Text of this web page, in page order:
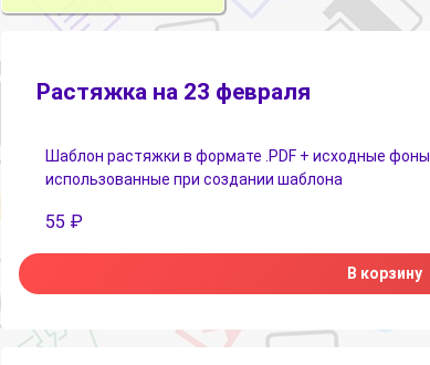
Растяжка на 23 февраля
Шаблон растяжки в формате .PDF + исходные фоны
использованные при создании шаблона
55 ₽
В корзину